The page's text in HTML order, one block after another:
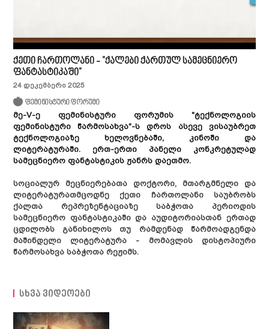
ქეთი ჩართოლანი - "ქალები ქართულ სამეცნიერო
ფანტასტიკაში"
24 დეკემბერი 2025
ფემინისტური ფორუმი
მე-V-ე ფემინისტური ფორუმის "ტექნოლოგიის
ფემინისტური წარმოსახვა"-ს დროს ასევე ვისაუბრეთ
ტექნოლოგიაზე ხელოვნებაში, კინოში და
ლიტერატურაში. ერთ-ერთი პანელი კონკრეტულად
სამეცნიერო ფანტასტიკის ჟანრს დაეთმო.
სოციალურ მეცნიერებათა დოქტორი, მთარგმნელი და
ლიტერატურათმცოდნე ქეთი ჩართოლანი საუბრობს
ქალთა რეპრეზენტაციაზე საბჭოთა პერიოდის
სამეცნიერო ფანტასტიკაში და აუდიტორიასთან ერთად
ცდილობს განიხილოს თუ რამდენად წარმოადგენდა
მაშინდელი ლიტერატურა - მომავლის დისტოპიური
წარმოსახვა საბჭოთა რეჟიმს.
სხვა ვიდეოები